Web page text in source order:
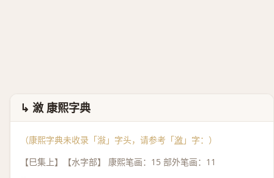
↳ 漵 康熙字典
（康熙字典未收录「潊」字头，请参考「漵 」字：）
【巳集上】【水字部】 康熙笔画：15 部外笔画：11